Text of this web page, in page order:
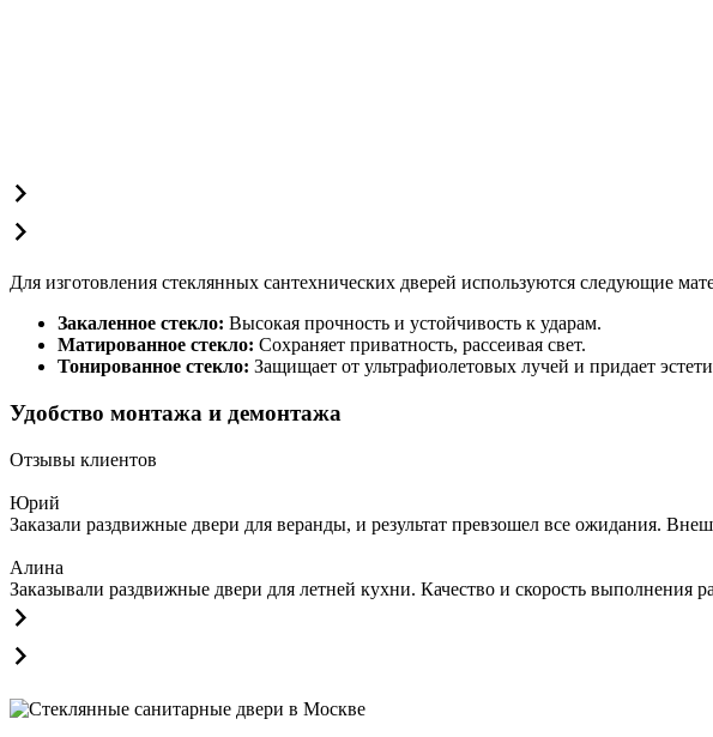
Для изготовления стеклянных сантехнических дверей используются следующие
Закаленное стекло: Высокая прочность и устойчивость к ударам.
Матированное стекло: Сохраняет приватность, рассеивая свет.
Тонированное стекло: Защищает от ультрафиолетовых лучей и придает
Удобство монтажа и демонтажа
Отзывы клиентов
Юрий
Заказали раздвижные двери для веранды, и результат превзошел все ожидания.
Алина
Заказывали раздвижные двери для летней кухни. Качество и скорость выполнения